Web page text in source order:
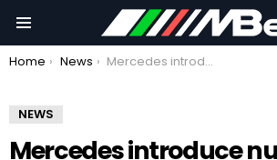
You are here:
Home News Mercedes introduce nuovi allestimenti per Vito
NEWS
Mercedes introduce